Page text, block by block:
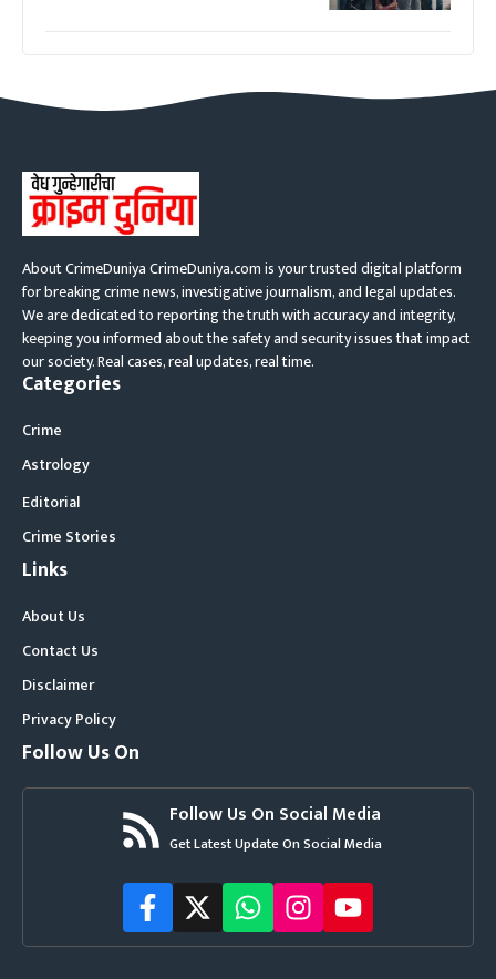
About CrimeDuniya CrimeDuniya.com is your trusted digital platform
for breaking crime news, investigative journalism, and legal updates.
We are dedicated to reporting the truth with accuracy and integrity,
keeping you informed about the safety and security issues that impact
our society. Real cases, real updates, real time.
Categories
Crime
Astrology
Editorial
Crime Stories
Links
About Us
Contact Us
Disclaimer
Privacy Policy
Follow Us On
Follow Us On Social Media
Get Latest Update On Social Media